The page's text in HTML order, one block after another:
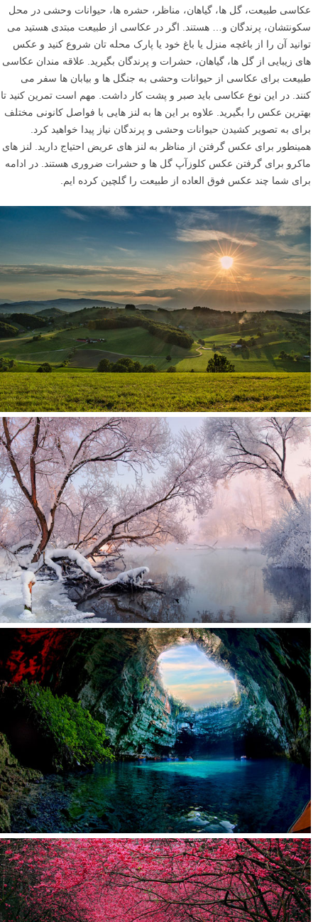
عکاسی طبیعت، گل ها، گیاهان، مناظر، حشره ها، حیوانات وحشی در محل
سکونتشان، پرندگان و… هستند. اگر در عکاسی از طبیعت مبتدی هستید می
توانید آن را از باغچه منزل یا باغ خود یا پارک محله تان شروع کنید و عکس
های زیبایی از گل ها، گیاهان، حشرات و پرندگان بگیرید. علاقه مندان عکاسی
طبیعت برای عکاسی از حیوانات وحشی به جنگل ها و بیابان ها سفر می
کنند. در این نوع عکاسی باید صبر و پشت کار داشت. مهم است تمرین کنید تا
بهترین عکس را بگیرید. علاوه بر این ها به لنز هایی با فواصل کانونی مختلف
برای به تصویر کشیدن حیوانات وحشی و پرندگان نیاز پیدا خواهید کرد.
همینطور برای عکس گرفتن از مناظر به لنز های عریض احتیاج دارید. لنز های
ماکرو برای گرفتن عکس کلوزآپ گل ها و حشرات ضروری هستند. در ادامه
برای شما چند عکس فوق العاده از طبیعت را گلچین کرده ایم.